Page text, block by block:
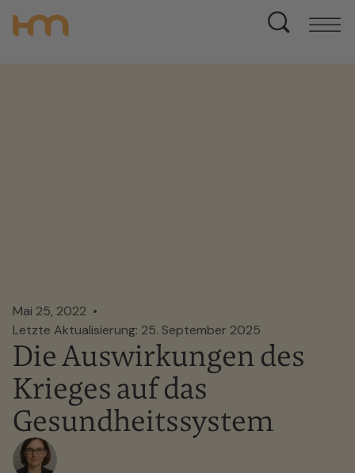
Mai 25, 2022
Letzte Aktualisierung: 25. September 2025
Die Auswirkungen des
Krieges auf das
Gesundheitssystem